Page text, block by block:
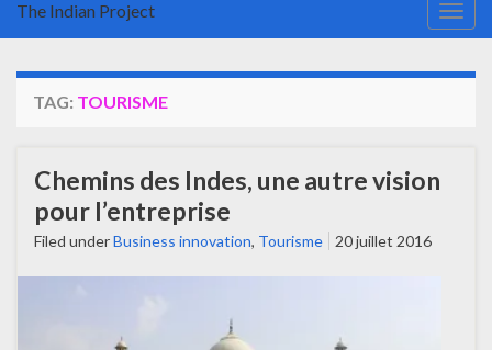
The Indian Project
TAG: TOURISME
Chemins des Indes, une autre vision
pour l’entreprise
Filed underBusiness innovation, Tourisme 20 juillet 2016